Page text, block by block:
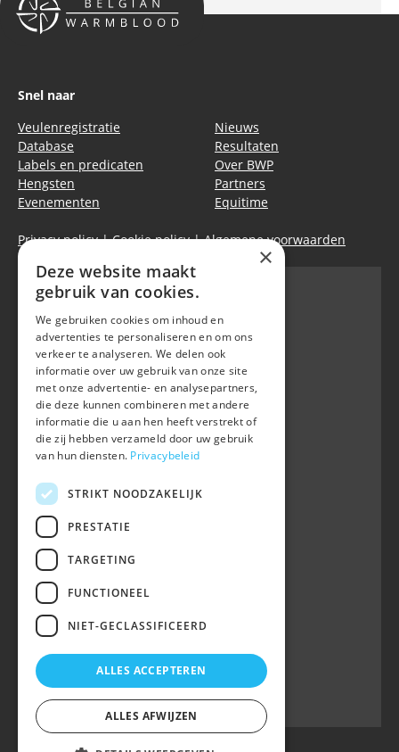
Snel naar
Veulenregistratie
Database
Labels en predicaten
Hengsten
Evenementen
Nieuws
Resultaten
Over BWP
Partners
Equitime
Privacy policy|Cookie policy|Algemene voorwaarden
Belgian Warmblood - BWP
Waversebaan 99
B-3050 OUD-HEVERLEE
+32 (0) 16 47 99 80
info@belgian-warmblood.com
BTW BE 0410.346.424
RPR Leuven
Volg ons op
Wij zijn telefonisch bereikbaar:
woe 9u-12u
maa, din, don, vrij 13u-16u
×
Deze website maakt
gebruik van cookies.
We gebruiken cookies om inhoud en
advertenties te personaliseren en om ons
verkeer te analyseren. We delen ook
informatie over uw gebruik van onze site
met onze advertentie- en analysepartners,
die deze kunnen combineren met andere
informatie die u aan hen heeft verstrekt of
die zij hebben verzameld door uw gebruik
van hun diensten. Privacybeleid
STRIKT NOODZAKELIJK
PRESTATIE
TARGETING
FUNCTIONEEL
NIET-GECLASSIFICEERD
ALLES ACCEPTEREN
ALLES AFWIJZEN